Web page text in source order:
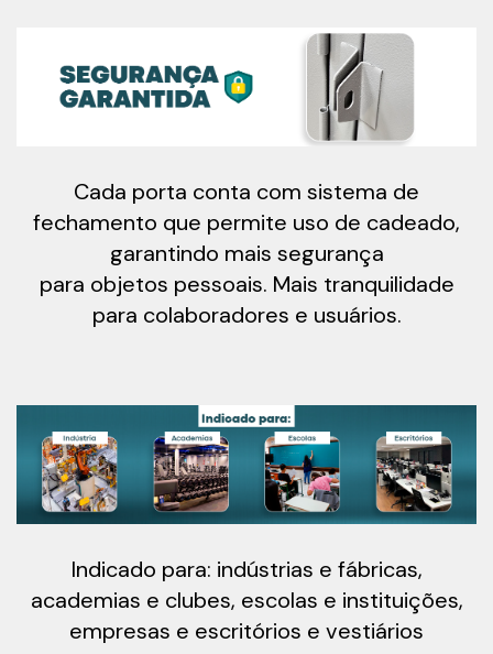
Cada porta conta com sistema de
fechamento que permite uso de cadeado,
garantindo mais segurança
para objetos pessoais. Mais tranquilidade
para colaboradores e usuários.
Indicado para: indústrias e fábricas,
academias e clubes, escolas e instituições,
empresas e escritórios e vestiários